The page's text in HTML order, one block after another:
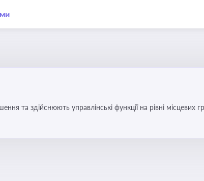
та здійснюють управлінські функції на рівні місцевих